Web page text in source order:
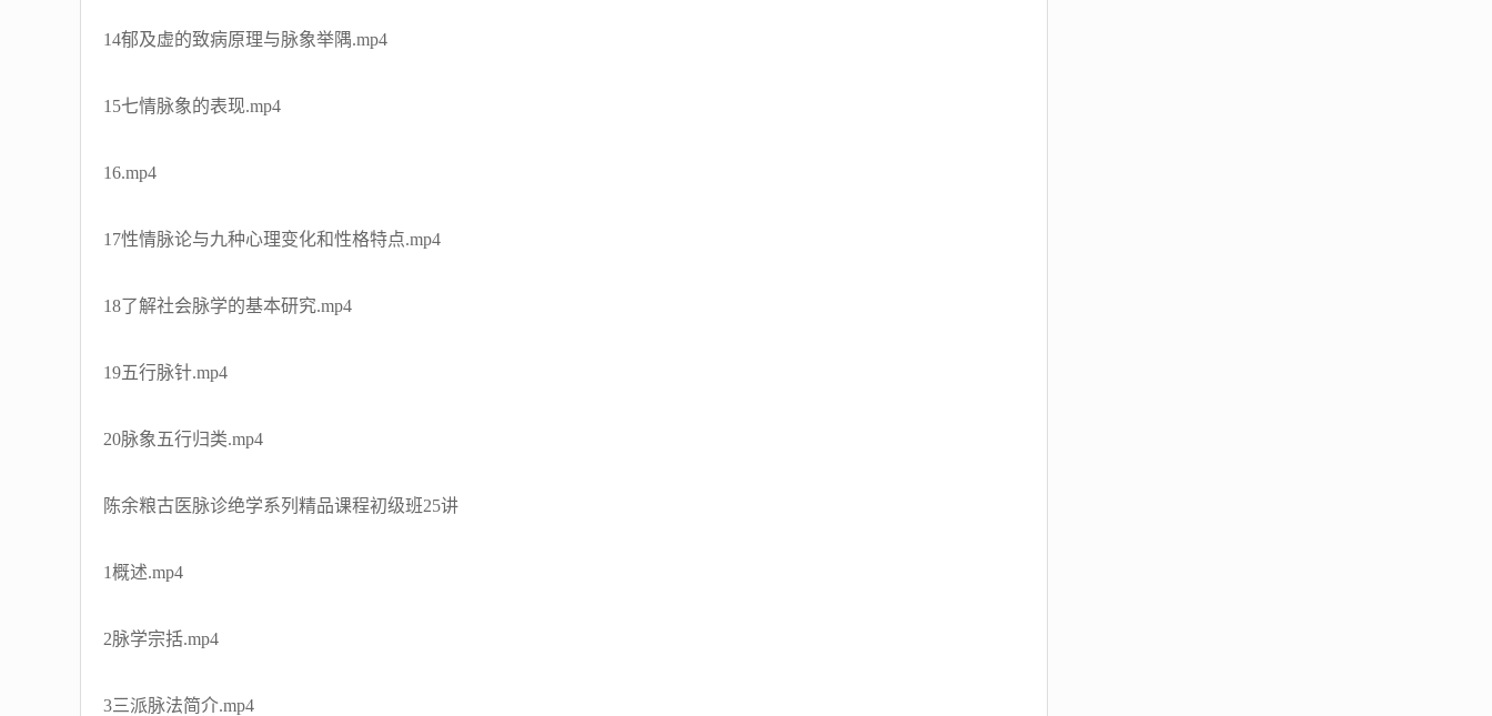
14郁及虚的致病原理与脉象举隅.mp4
15七情脉象的表现.mp4
16.mp4
17性情脉论与九种心理变化和性格特点.mp4
18了解社会脉学的基本研究.mp4
19五行脉针.mp4
20脉象五行归类.mp4
陈余粮古医脉诊绝学系列精品课程初级班25讲
1概述.mp4
2脉学宗括.mp4
3三派脉法简介.mp4